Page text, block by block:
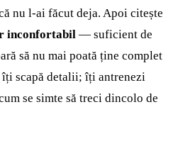
nu l-ai făcut deja. Apoi citește
inconfortabil — suficient de
să nu mai poată ține complet
scapă detalii; îți antrenezi
se simte să treci dincolo de